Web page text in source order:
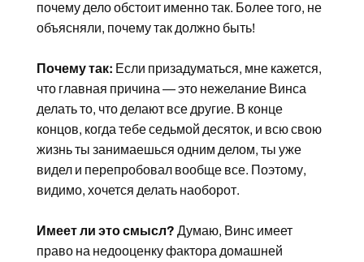
почему дело обстоит именно так. Более того, не
объясняли, почему так должно быть!
Почему так: Если призадуматься, мне кажется,
что главная причина — это нежелание Винса
делать то, что делают все другие. В конце
концов, когда тебе седьмой десяток, и всю свою
жизнь ты занимаешься одним делом, ты уже
видел и перепробовал вообще все. Поэтому,
видимо, хочется делать наоборот.
Имеет ли это смысл? Думаю, Винс имеет
право на недооценку фактора домашней